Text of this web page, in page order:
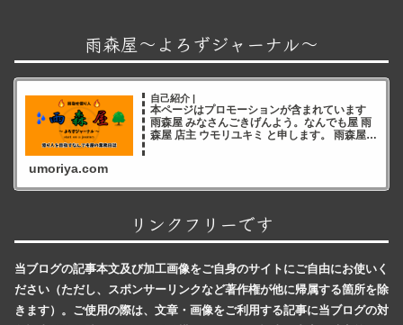
雨森屋～よろずジャーナル～
自己紹介 |
本ページはプロモーションが含まれています
雨森屋 みなさんごきげんよう。なんでも屋 雨
森屋 店主 ウモリユキミ と申します。 雨森屋店
umoriya.com
リンクフリーです
当ブログの記事本文及び加工画像をご自身のサイトにご自由にお使いく
ださい（ただし、スポンサーリンクなど著作権が他に帰属する箇所を除
きます）。ご使用の際は、文章・画像をご利用する記事に当ブログの対